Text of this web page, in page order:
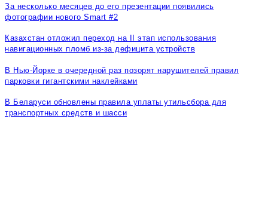
За несколько месяцев до его презентации появились
фотографии нового Smart #2
Казахстан отложил переход на II этап использования
навигационных пломб из-за дефицита устройств
В Нью-Йорке в очередной раз позорят нарушителей правил
парковки гигантскими наклейками
В Беларуси обновлены правила уплаты утильсбора для
транспортных средств и шасси